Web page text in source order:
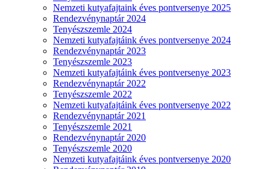
Nemzeti kutyafajtaink éves pontversenye 2025
Rendezvénynaptár 2024
Tenyészszemle 2024
Nemzeti kutyafajtáink éves pontversenye 2024
Rendezvénynaptár 2023
Tenyészszemle 2023
Nemzeti kutyafajtáink éves pontversenye 2023
Rendezvénynaptár 2022
Tenyészszemle 2022
Nemzeti kutyafajtáink éves pontversenye 2022
Rendezvénynaptár 2021
Tenyészszemle 2021
Rendezvénynaptár 2020
Tenyészszemle 2020
Nemzeti kutyafajtáink éves pontversenye 2020